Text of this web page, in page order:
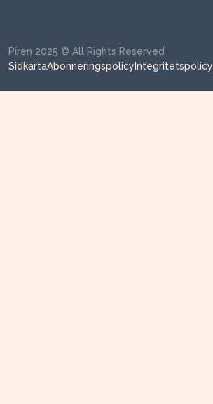
Piren 2025 © All Rights Reserved
SidkartaAbonneringspolicy Integritetspolicy